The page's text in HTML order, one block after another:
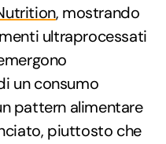
, mostrando
ultraprocessati
un consumo
pattern alimentare
piuttosto che